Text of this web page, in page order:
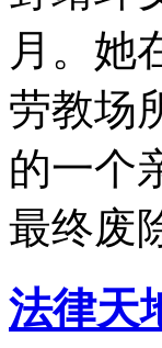
月。她
劳教场
的一个
最终废
法律天